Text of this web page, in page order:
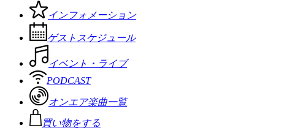
インフォメーション
ゲストスケジュール
イベント・ライブ
PODCAST
オンエア楽曲一覧
買い物をする